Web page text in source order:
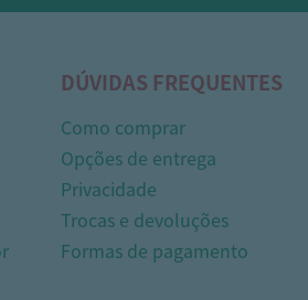
DÚVIDAS FREQUENTES
Como comprar
Opções de entrega
Privacidade
Trocas e devoluções
Formas de pagamento